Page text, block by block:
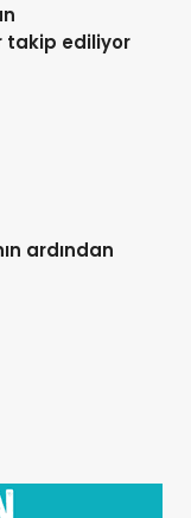
takip ediliyor
ardından